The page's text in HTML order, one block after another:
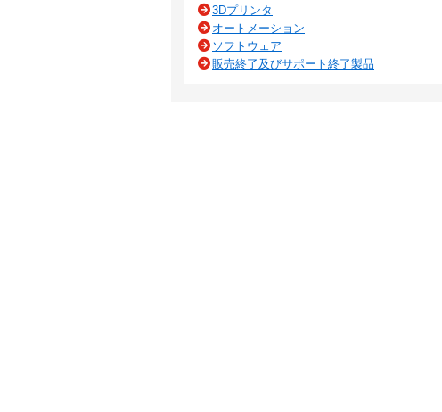
3Dプリンタ
オートメーション
ソフトウェア
販売終了及びサポート終了製品